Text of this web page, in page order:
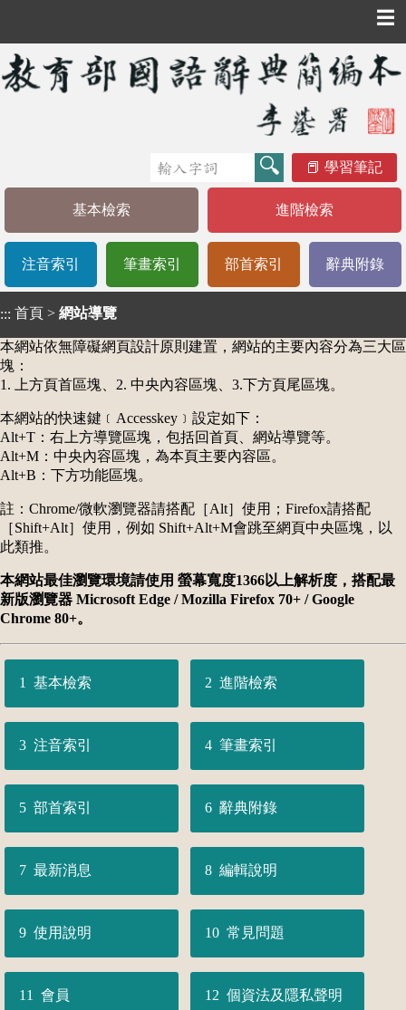
☰
學習筆記
基本檢索 進階檢索
注音索引 筆畫索引 部首索引 辭典附錄
::: 首頁 > 網站導覽
本網站依無障礙網頁設計原則建置，網站的主要內容分為三大區
塊：
1. 上方頁首區塊、2. 中央內容區塊、3.下方頁尾區塊。
本網站的快速鍵﹝Accesskey﹞設定如下：
Alt+T：右上方導覽區塊，包括回首頁、網站導覽等。
Alt+M：中央內容區塊，為本頁主要內容區。
Alt+B：下方功能區塊。
註：Chrome/微軟瀏覽器請搭配［Alt］使用；Firefox請搭配
［Shift+Alt］使用，例如 Shift+Alt+M會跳至網頁中央區塊，以
此類推。
本網站最佳瀏覽環境請使用 螢幕寬度1366以上解析度，搭配最
新版瀏覽器 Microsoft Edge / Mozilla Firefox 70+ / Google
Chrome 80+。
基本檢索 進階檢索
注音索引 筆畫索引
部首索引 辭典附錄
最新消息 編輯說明
使用說明 常見問題
會員 個資法及隱私聲明